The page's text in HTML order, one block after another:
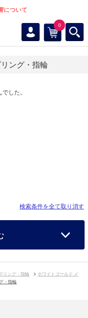
について
0
ング・指輪
した。
検索条件を全て取り消す
リング・指輪
ホワイトゴールド メ
・指輪